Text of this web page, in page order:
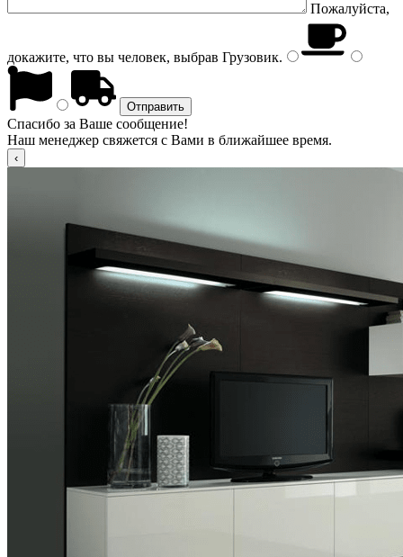
Пожалуйста,
докажите, что вы человек, выбрав Грузовик.
Спасибо за Ваше сообщение!
Наш менеджер свяжется с Вами в ближайшее время.